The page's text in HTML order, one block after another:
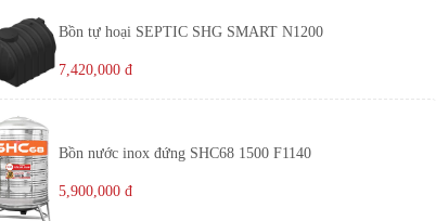
Bồn tự hoại SEPTIC SHG SMART N1200
7,420,000 đ
Bồn nước inox đứng SHC68 1500 F1140
5,900,000 đ